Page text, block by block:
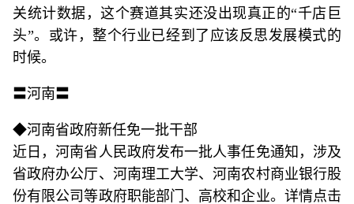
关统计数据，这个赛道其实还没出现真正的“千店巨
头”。或许，整个行业已经到了应该反思发展模式的
时候。
〓河南〓
◆河南省政府新任免一批干部
近日，河南省人民政府发布一批人事任免通知，涉及
省政府办公厅、河南理工大学、河南农村商业银行股
份有限公司等政府职能部门、高校和企业。详情点击